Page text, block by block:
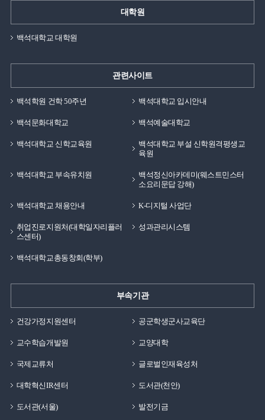
대학원
백석대학교 대학원
관련사이트
백석학원 건학 50주년 백석대학교 입시안내
백석문화대학교 백석예술대학교
백석대학교 신학교육원
백석대학교 부설 신학원격평생교
육원
백석대학교 부속유치원
백석정신아카데미(웨스트민스터
소요리문답 강해)
백석대학교 채용안내 K-디지털 사업단
취업진로지원처(대학일자리플러
스센터)
성과관리시스템
백석대학교총동창회(학부)
부속기관
건강가정지원센터 공군학생군사교육단
교수학습개발원 교양대학
국제교류처 글로벌인재육성처
대학혁신IR센터 도서관(천안)
도서관(서울) 발전기금